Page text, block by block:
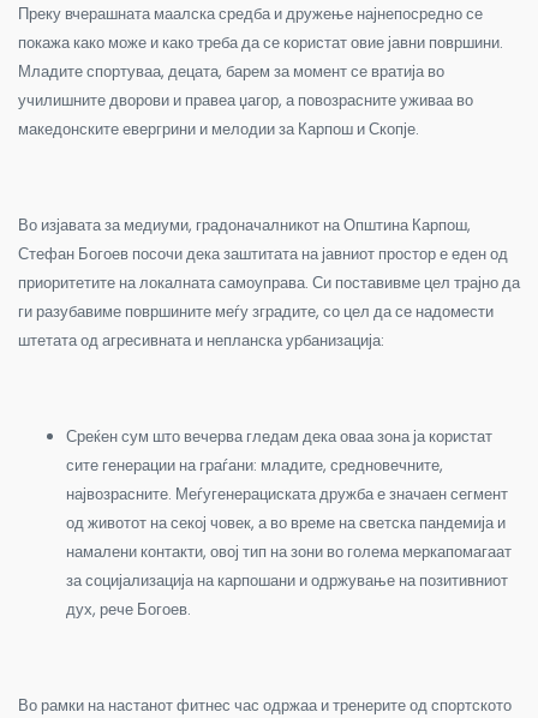
Преку вчерашната маалска средба и дружење најнепосредно се
покажа како може и како треба да се користат овие јавни површини.
Младите спортуваа, децата, барем за момент се вратија во
училишните дворови и правеа џагор, а повозрасните уживаа во
македонските евергрини и мелодии за Карпош и Скопје.
Во изјавата за медиуми, градоначалникот на Општина Карпош,
Стефан Богоев посочи дека заштитата на јавниот простор е еден од
приоритетите на локалната самоуправа. Си поставивме цел трајно да
ги разубавиме површините меѓу зградите, со цел да се надомести
штетата од агресивната и непланска урбанизација:
Среќен сум што вечерва гледам дека оваа зона ја користат
сите генерации на граѓани: младите, средновечните,
највозрасните. Меѓугенерациската дружба е значаен сегмент
од животот на секој човек, а во време на светска пандемија и
намалени контакти, овој тип на зони во голема меркапомагаат
за социјализација на карпошани и одржување на позитивниот
дух, рече Богоев.
Во рамки на настанот фитнес час одржаа и тренерите од спортското